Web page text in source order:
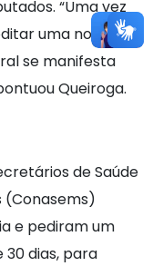
“Uma vez
uma nova
se manifesta
Queiroga.
de Saúde
(Conasems)
e pediram um
30 dias, para